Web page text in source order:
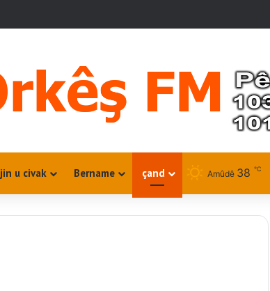
jin u civak Bername çand Amûdê 38 ℃